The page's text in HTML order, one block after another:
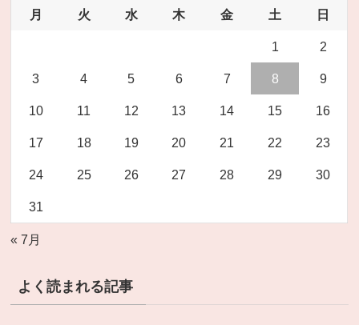
月 火 水 木 金 土 日
1 2
3 4 5 6 7 8 9
10 11 12 13 14 15 16
17 18 19 20 21 22 23
24 25 26 27 28 29 30
31
« 7月
よく読まれる記事